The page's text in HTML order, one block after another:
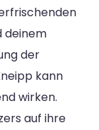
deinem
der
kann
wirken.
auf ihre